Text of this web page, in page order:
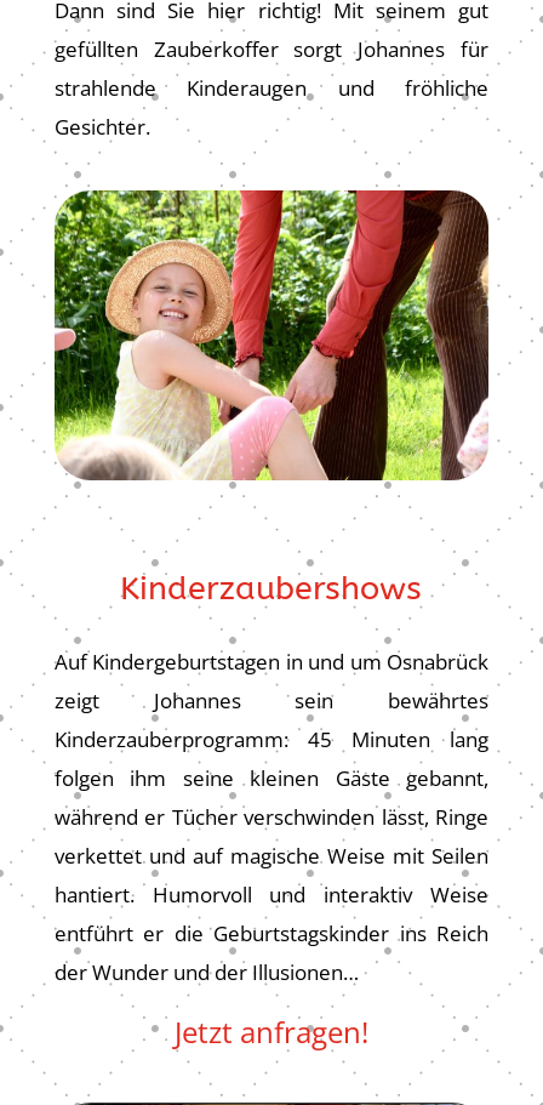
Dann sind Sie hier richtig! Mit seinem gut
gefüllten Zauberkoffer sorgt Johannes für
strahlende Kinderaugen und fröhliche
Gesichter.
Kinderzaubershows
Auf Kindergeburtstagen in und um Osnabrück
zeigt Johannes sein bewährtes
Kinderzauberprogramm: 45 Minuten lang
folgen ihm seine kleinen Gäste gebannt,
während er Tücher verschwinden lässt, Ringe
verkettet und auf magische Weise mit Seilen
hantiert. Humorvoll und interaktiv Weise
entführt er die Geburtstagskinder ins Reich
der Wunder und der Illusionen…
Jetzt anfragen!